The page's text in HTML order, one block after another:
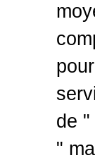
de "
"